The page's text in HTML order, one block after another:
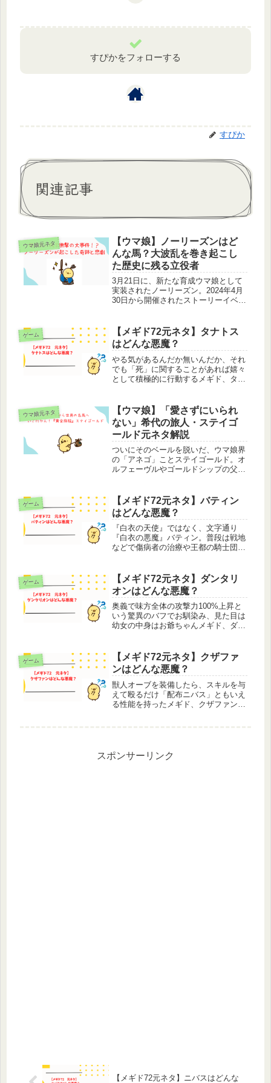
すぴかをフォローする
すぴか
関連記事
ウマ娘元ネタ
【ウマ娘】ノーリーズンはど
んな馬？大波乱を巻き起こし
た歴史に残る立役者
3月21日に、新たな育成ウマ娘として
実装されたノーリーズン。2024年4月
30日から開催されたストーリーイベン
カードでも初実装となったウマ娘で
す。しかしそこから登場する機...
ゲーム
【メギド72元ネタ】タナトス
はどんな悪魔？
やる気があるんだか無いんだか、それ
でも「死」に関することがあれば嬉々
として積極的に行動するメギド、タナ
「お父様（子安武人さん）」にもメギ
ドに出演してほしい！『おとうさん』
の声頼...
ウマ娘元ネタ
【ウマ娘】「愛さずにいられ
ない」希代の旅人・ステイゴ
ールド元ネタ解説
ついにそのベールを脱いだ、ウマ娘界
の「アネゴ」ことステイゴールド。オ
ルフェーヴルやゴールドシップの父で
走馬は、日本競馬史に残る愛されキャ
ラであり、奇跡のような馬生を送った
名...
ゲーム
【メギド72元ネタ】バティン
はどんな悪魔？
『白衣の天使』ではなく、文字通り
『白衣の悪魔』バティン。普段は戦地
などで傷病者の治療や王都の騎士団の
さえも激痛を伴ったバティンの治療に
は敵わないようです。バーストだと持
ってい...
ゲーム
【メギド72元ネタ】ダンタリ
オンはどんな悪魔？
奥義で味方全体の攻撃力100%上昇と
いう驚異のバフでお馴染み、見た目は
幼女の中身はお爺ちゃんメギド、ダン
議長を務めていたほどの有力で古参の
メギドあり、唯一追放メギドの中で
転...
ゲーム
【メギド72元ネタ】クザファ
ンはどんな悪魔？
獣人オーブを装備したら、スキルを与
えて殴るだけ「配布ニバス」ともいえ
る性能を持ったメギド、クザファン。
スポンサーリンク
【メギド72元ネタ】ニバスはどんな